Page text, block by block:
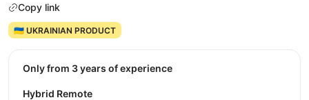
Copy link
🇺🇦 UKRAINIAN PRODUCT
Only from 3 years of experience
Hybrid Remote